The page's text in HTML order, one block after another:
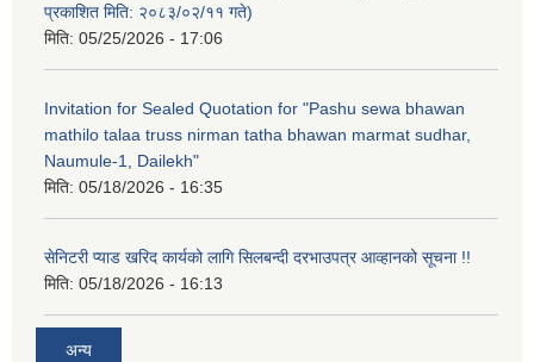
प्रकाशित मिति: २०८३/०२/११ गते)
मिति: 05/25/2026 - 17:06
Invitation for Sealed Quotation for "Pashu sewa bhawan
mathilo talaa truss nirman tatha bhawan marmat sudhar,
Naumule-1, Dailekh"
मिति: 05/18/2026 - 16:35
सेनिटरी प्याड खरिद कार्यको लागि सिलबन्दी दरभाउपत्र आव्हानको सूचना !!
मिति: 05/18/2026 - 16:13
अन्य